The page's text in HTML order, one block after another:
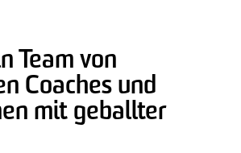
Team von
Coaches und
mit geballter